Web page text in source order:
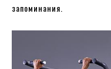
запоминания.